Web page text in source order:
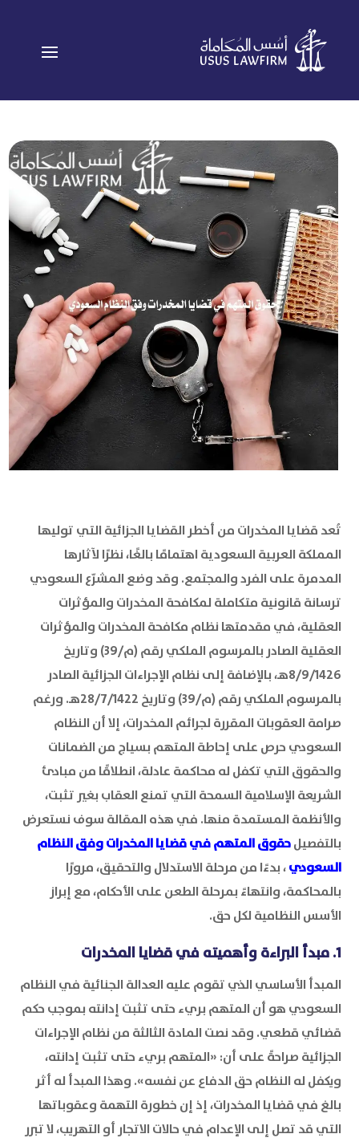
تُعد قضايا المخدرات من أخطر القضايا الجزائية التي توليها
المملكة العربية السعودية اهتمامًا بالغًا، نظرًا لآثارها
المدمرة على الفرد والمجتمع. وقد وضع المشرّع السعودي
ترسانة قانونية متكاملة لمكافحة المخدرات والمؤثرات
العقلية، في مقدمتها نظام مكافحة المخدرات والمؤثرات
العقلية الصادر بالمرسوم الملكي رقم (م/39) وتاريخ
8/9/1426هـ، بالإضافة إلى نظام الإجراءات الجزائية الصادر
بالمرسوم الملكي رقم (م/39) وتاريخ 28/7/1422هـ. ورغم
صرامة العقوبات المقررة لجرائم المخدرات، إلا أن النظام
السعودي حرص على إحاطة المتهم بسياج من الضمانات
والحقوق التي تكفل له محاكمة عادلة، انطلاقًا من مبادئ
الشريعة الإسلامية السمحة التي تمنع العقاب بغير تثبت،
والأنظمة المستمدة منها. في هذه المقالة سوف نستعرض
بالتفصيلحقوق المتهم في قضايا المخدرات وفق النظام
السعودي، بدءًا من مرحلة الاستدلال والتحقيق، مرورًا
بالمحاكمة، وانتهاءً بمرحلة الطعن على الأحكام، مع إبراز
الأسس النظامية لكل حق.
1. مبدأ البراءة وأهميته في قضايا المخدرات
المبدأ الأساسي الذي تقوم عليه العدالة الجنائية في النظام
السعودي هو أن المتهم بريء حتى تثبت إدانته بموجب حكم
قضائي قطعي. وقد نصت المادة الثالثة من نظام الإجراءات
الجزائية صراحةً على أن: «المتهم بريء حتى تثبت إدانته،
ويكفل له النظام حق الدفاع عن نفسه». وهذا المبدأ له أثر
بالغ في قضايا المخدرات، إذ إن خطورة التهمة وعقوباتها
التي قد تصل إلى الإعدام في حالات الاتجار أو التهريب، لا تبرر